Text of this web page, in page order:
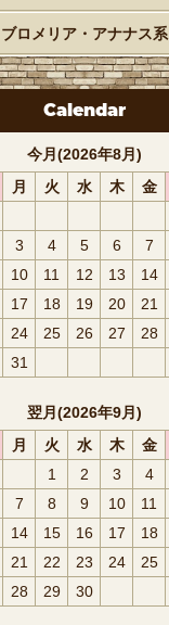
ブロメリア・アナナス系
Calendar
今月(2026年8月)
月 火 水 木 金
3 4 5 6 7
10 11 12 13 14
17 18 19 20 21
24 25 26 27 28
31
翌月(2026年9月)
月 火 水 木 金
1
2 3 4
7 8 9 10 11
14 15 16 17 18
21 22 23 24 25
28 29 30